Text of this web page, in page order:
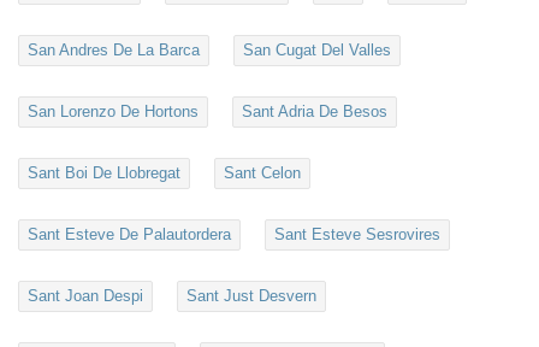
San Andres De La Barca San Cugat Del Valles
San Lorenzo De Hortons Sant Adria De Besos
Sant Boi De Llobregat Sant Celon
Sant Esteve De Palautordera Sant Esteve Sesrovires
Sant Joan Despi Sant Just Desvern